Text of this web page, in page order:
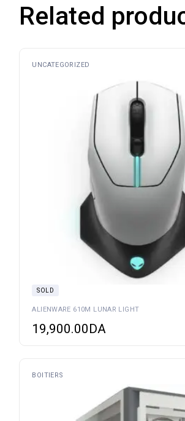
Related
UNCATEGORIZED
SOLD
ALIENWARE 610M LUNAR LIGHT
19,900.00DA
BOITIERS